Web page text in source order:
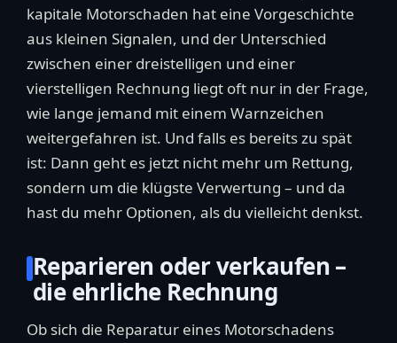
kapitale Motorschaden hat eine Vorgeschichte
aus kleinen Signalen, und der Unterschied
zwischen einer dreistelligen und einer
vierstelligen Rechnung liegt oft nur in der Frage,
wie lange jemand mit einem Warnzeichen
weitergefahren ist. Und falls es bereits zu spät
ist: Dann geht es jetzt nicht mehr um Rettung,
sondern um die klügste Verwertung – und da
hast du mehr Optionen, als du vielleicht denkst.
Reparieren oder verkaufen –
die ehrliche Rechnung
Ob sich die Reparatur eines Motorschadens